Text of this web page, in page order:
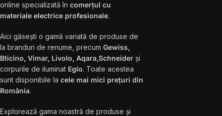
online specializată în comerțul cu
materiale electrice profesionale.
Aici găsești o gamă variată de produse de
la branduri de renume, precum Gewiss,
Bticino, Vimar, Livolo, Aqara,Schneider și
corpurile de iluminat Eglo. Toate acestea
sunt disponibile la cele mai mici prețuri din
România.
Explorează gama noastră de produse și